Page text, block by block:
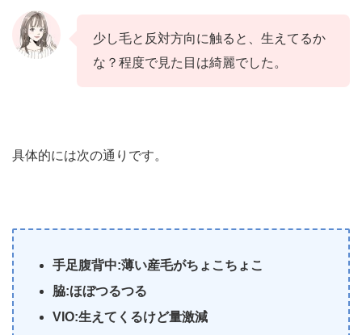
少し毛と反対方向に触ると、生えてるか
な？程度で見た目は綺麗でした。
具体的には次の通りです。
手足腹背中:薄い産毛がちょこちょこ
脇:ほぼつるつる
VIO:生えてくるけど量激減